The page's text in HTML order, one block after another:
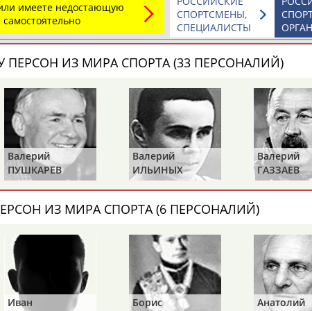
Элизабет
АБРААМЯН
Захария
АБРАМАШВИЛИ
Александр
АБРАМОВ
Павел
АБРАМОВ
Дарья
АБРАМОВА
Екатерина
АБРАМОВА
АБРАМОВА
Дмитрий
АБРАМОВИЧ
Маргарита
АБРАМОВИЧ
имеете недостающую
СПОРТСМЕНЫ,
СПЕЦИАЛИСТЫ
ПЕРСОН ИЗ МИРА СПОРТА (33 ПЕРСОНАЛИЙ)
Валерий
ИЛЬИНЫХ
Валерий
ГАЗЗАЕВ
Владимир
РЫБАКОВ
ИЗ МИРА СПОРТА (6 ПЕРСОНАЛИЙ)
Борис
Анатолий